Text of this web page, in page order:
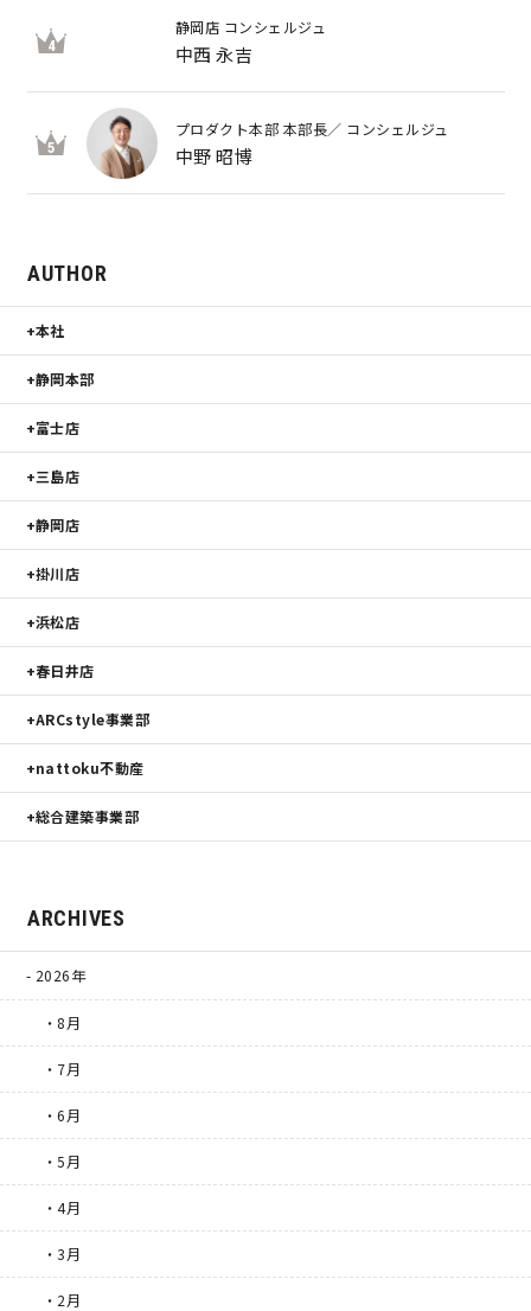
4
静岡店 コンシェルジュ
中西 永吉
5
プロダクト本部 本部長／ コンシェルジュ
中野 昭博
AUTHOR
本社
静岡本部
富士店
三島店
静岡店
掛川店
浜松店
春日井店
ARCstyle事業部
nattoku不動産
総合建築事業部
ARCHIVES
2026年
・8月
・7月
・6月
・5月
・4月
・3月
・2月